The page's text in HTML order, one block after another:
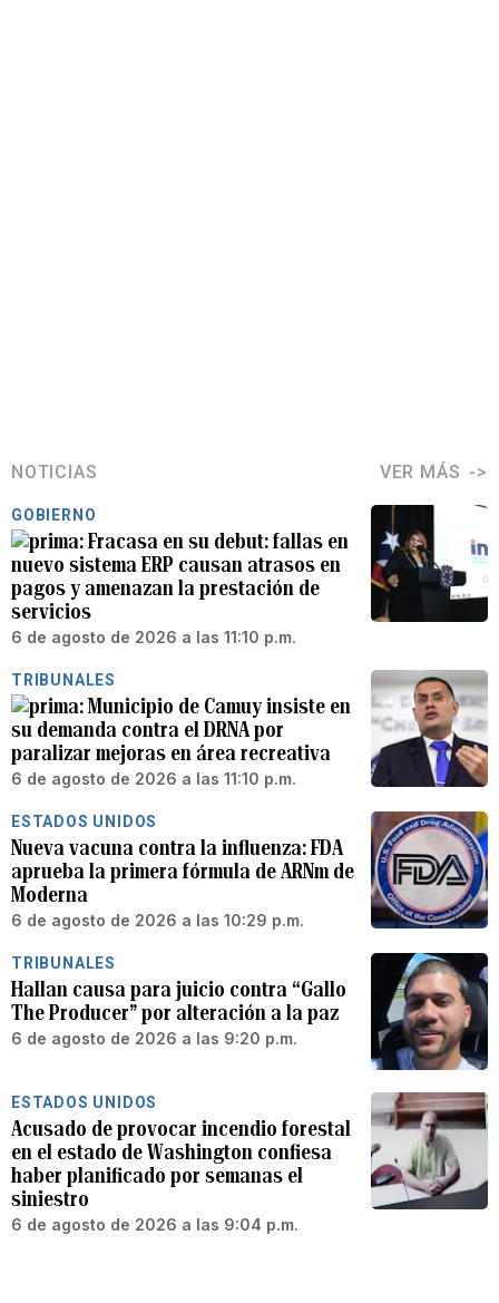
NOTICIAS VER MÁS
GOBIERNO
Fracasa en su debut: fallas en
nuevo sistema ERP causan atrasos en
pagos y amenazan la prestación de
servicios
6 de agosto de 2026 a las 11:10 p.m.
TRIBUNALES
Municipio de Camuy insiste en
su demanda contra el DRNA por
paralizar mejoras en área recreativa
6 de agosto de 2026 a las 11:10 p.m.
ESTADOS UNIDOS
Nueva vacuna contra la influenza: FDA
aprueba la primera fórmula de ARNm de
Moderna
6 de agosto de 2026 a las 10:29 p.m.
TRIBUNALES
Hallan causa para juicio contra “Gallo
The Producer” por alteración a la paz
6 de agosto de 2026 a las 9:20 p.m.
ESTADOS UNIDOS
Acusado de provocar incendio forestal
en el estado de Washington confiesa
haber planificado por semanas el
siniestro
6 de agosto de 2026 a las 9:04 p.m.